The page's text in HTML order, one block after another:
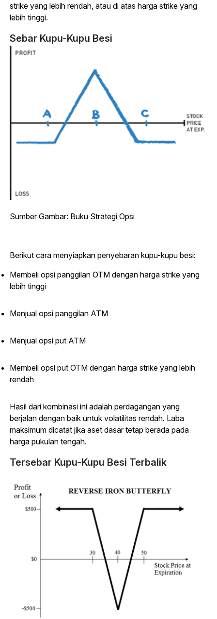
strike yang lebih rendah, atau di atas harga strike yang
lebih tinggi.
Sebar Kupu-Kupu Besi
Sumber Gambar: Buku Strategi Opsi
Berikut cara menyiapkan penyebaran kupu-kupu besi:
Membeli opsi panggilan OTM dengan harga strike yang
lebih tinggi
Menjual opsi panggilan ATM
Menjual opsi put ATM
Membeli opsi put OTM dengan harga strike yang lebih
rendah
Hasil dari kombinasi ini adalah perdagangan yang
berjalan dengan baik untuk volatilitas rendah. Laba
maksimum dicatat jika aset dasar tetap berada pada
harga pukulan tengah.
Tersebar Kupu-Kupu Besi Terbalik